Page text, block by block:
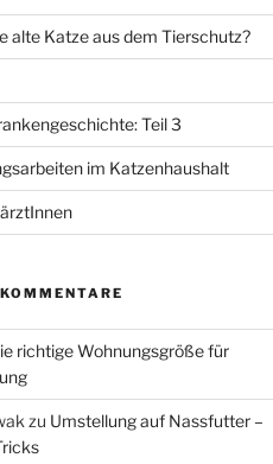
alte Katze aus dem Tierschutz?
Teil 3
im Katzenhaushalt
richtige Wohnungsgröße für
zu Umstellung auf Nassfutter –